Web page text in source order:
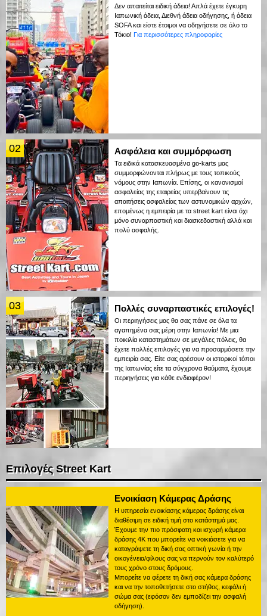
Δεν απαιτείται ειδική άδεια! Απλά έχετε έγκυρη
Ιαπωνική άδεια, Διεθνή άδεια οδήγησης, ή άδεια
SOFA και είστε έτοιμοι να οδηγήσετε σε όλο το
Τόκιο! Για περισσότερες πληροφορίες
02 Ασφάλεια και συμμόρφωση
Τα ειδικά κατασκευασμένα go-karts μας
συμμορφώνονται πλήρως με τους τοπικούς
νόμους στην Ιαπωνία. Επίσης, οι κανονισμοί
ασφαλείας της εταιρείας υπερβαίνουν τις
απαιτήσεις ασφαλείας των αστυνομικών αρχών,
επομένως η εμπειρία με τα street kart είναι όχι
μόνο συναρπαστική και διασκεδαστική αλλά και
πολύ ασφαλής.
03 Πολλές συναρπαστικές επιλογές!
Οι περιηγήσεις μας θα σας πάνε σε όλα τα
αγαπημένα σας μέρη στην Ιαπωνία! Με μια
ποικιλία καταστημάτων σε μεγάλες πόλεις, θα
έχετε πολλές επιλογές για να προσαρμόσετε την
εμπειρία σας. Είτε σας αρέσουν οι ιστορικοί τόποι
της Ιαπωνίας είτε τα σύγχρονα θαύματα, έχουμε
περιηγήσεις για κάθε ενδιαφέρον!
Επιλογές Street Kart
Ενοικίαση Κάμερας Δράσης
Η υπηρεσία ενοικίασης κάμερας δράσης είναι
διαθέσιμη σε ειδική τιμή στο κατάστημά μας.
Έχουμε την πιο πρόσφατη και ισχυρή κάμερα
δράσης 4K που μπορείτε να νοικιάσετε για να
καταγράψετε τη δική σας οπτική γωνία ή την
οικογένεια/φίλους σας να περνούν τον καλύτερό
τους χρόνο στους δρόμους.
Μπορείτε να φέρετε τη δική σας κάμερα δράσης
και να την τοποθετήσετε στο στήθος, κεφάλι ή
σώμα σας (εφόσον δεν εμποδίζει την ασφαλή
οδήγηση).